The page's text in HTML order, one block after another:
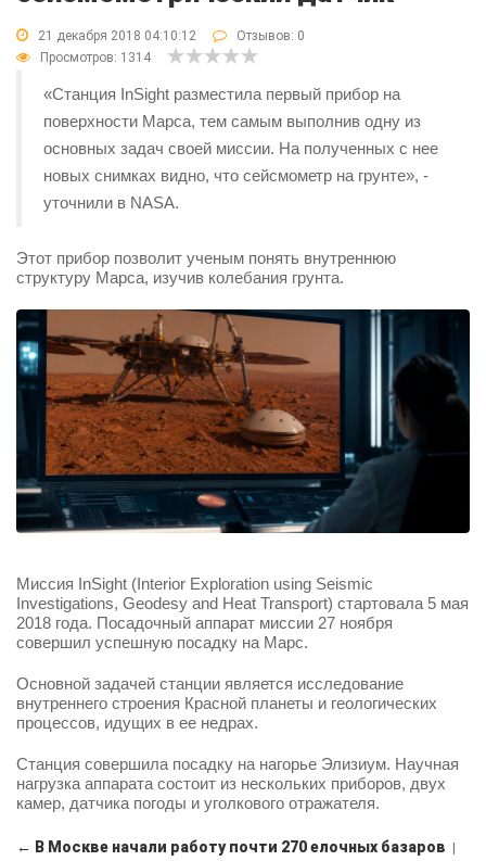
21 декабря 2018 04:10:12 Отзывов: 0
Просмотров: 1314
«Станция InSight разместила первый прибор на
поверхности Марса, тем самым выполнив одну из
основных задач своей миссии. На полученных с нее
новых снимках видно, что сейсмометр на грунте», -
уточнили в NASA.
Этот прибор позволит ученым понять внутреннюю
структуру Марса, изучив колебания грунта.
Миссия InSight (Interior Exploration using Seismic
Investigations, Geodesy and Heat Transport) стартовала 5 мая
2018 года. Посадочный аппарат миссии 27 ноября
совершил успешную посадку на Марс.
Основной задачей станции является исследование
внутреннего строения Красной планеты и геологических
процессов, идущих в ее недрах.
Станция совершила посадку на нагорье Элизиум. Научная
нагрузка аппарата состоит из нескольких приборов, двух
камер, датчика погоды и уголкового отражателя.
← В Москве начали работу почти 270 елочных базаров